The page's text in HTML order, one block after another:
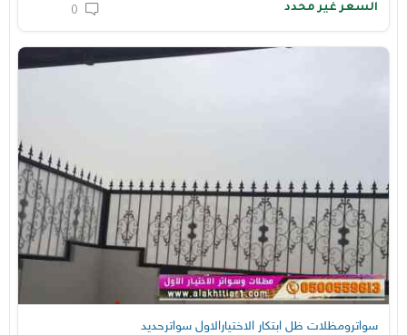
السعر غير محدد
سواترومظلات ظل ابتكار الاختيارالاول سواترحديد